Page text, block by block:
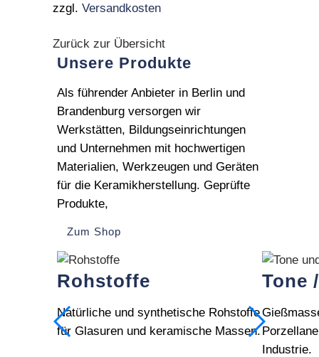
gewählt
auf.
können
auf
der
Produktseite
gewählt
werden
zzgl. Versandkosten
Zurück zur Übersicht
Unsere Produkte
Als führender Anbieter in Berlin und
Brandenburg versorgen wir
Werkstätten, Bildungseinrichtungen
und Unternehmen mit hochwertigen
Materialien, Werkzeugen und Geräten
für die Keramikherstellung. Geprüfte
Produkte,
Zum Shop
Rohstoffe
Natürliche und synthetische Rohstoffe
für Glasuren und keramische Massen.
Tone
Industrie.